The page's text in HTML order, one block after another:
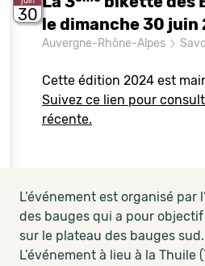
30 le dimanche 30 juin
Auvergne-Rhône-Alpes
Cette édition 2024 est
Suivez ce lien pour
récente.
L’événement est organisé par
des bauges qui a pour
sur le plateau des bauges sud.
L’événement à lieu à la Thuile